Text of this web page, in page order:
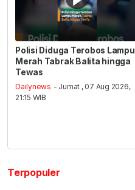
Polisi Diduga Terobos Lampu
Merah Tabrak Balita hingga
Tewas
Dailynews - Jumat , 07 Aug 2026,
21:15 WIB
Terpopuler